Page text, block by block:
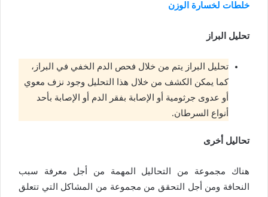
خلطات لخسارة الوزن
تحليل البراز
تحليل البراز يتم من خلال فحص الدم الخفي في البراز،
كما يمكن الكشف من خلال هذا التحليل وجود نزف معوي
أو عدوى جرثومية أو الإصابة بفقر الدم أو الإصابة بأحد
أنواع السرطان.
تحاليل أخرى
هناك مجموعة من التحاليل المهمة من أجل معرفة سبب
النحافة ومن أجل التحقق من مجموعة من المشاكل التي تتعلق